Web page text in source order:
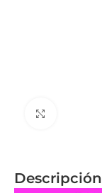
Descripción